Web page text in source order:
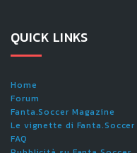
QUICK LINKS
Home
Forum
Fanta.Soccer Magazine
Le vignette di Fanta.Soccer
FAQ